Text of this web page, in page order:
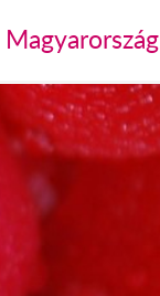
Magyarország